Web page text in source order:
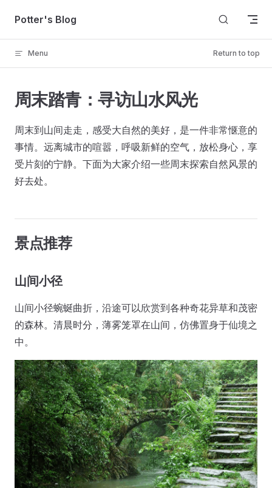
Skip to content
Potter's Blog
Menu Return to top
周末踏青：寻访山水风光
周末到山间走走，感受大自然的美好，是一件非常惬意的
事情。远离城市的喧嚣，呼吸新鲜的空气，放松身心，享
受片刻的宁静。下面为大家介绍一些周末探索自然风景的
好去处。
景点推荐
山间小径
山间小径蜿蜒曲折，沿途可以欣赏到各种奇花异草和茂密
的森林。清晨时分，薄雾笼罩在山间，仿佛置身于仙境之
中。